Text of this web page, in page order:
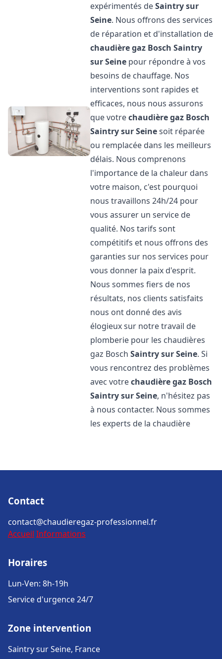
expérimentés deSaintry sur
Seine. Nous offrons des services
de réparation et d'installation de
chaudière gaz Bosch Saintry
sur Seine pour répondre à vos
besoins de chauffage. Nos
interventions sont rapides et
efficaces, nous nous assurons
que votrechaudière gaz Bosch
Saintry sur Seinesoit réparée
ou remplacée dans les meilleurs
délais. Nous comprenons
l'importance de la chaleur dans
votre maison, c'est pourquoi
nous travaillons 24h/24 pour
vous assurer un service de
qualité. Nos tarifs sont
compétitifs et nous offrons des
garanties sur nos services pour
vous donner la paix d'esprit.
Nous sommes fiers de nos
résultats, nos clients satisfaits
nous ont donné des avis
élogieux sur notre travail de
plomberie pour les chaudières
gaz BoschSaintry sur Seine. Si
vous rencontrez des problèmes
avec votrechaudière gaz Bosch
Saintry sur Seine, n'hésitez pas
à nous contacter. Nous sommes
les experts de la chaudière
Contact
contact@chaudieregaz-professionnel.fr
Accueil Informations
Horaires
Lun-Ven: 8h-19h
Service d'urgence 24/7
Zone intervention
Saintry sur Seine, France